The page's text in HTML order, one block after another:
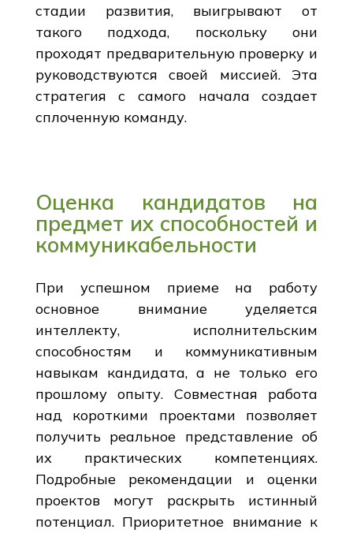
стадии развития, выигрывают от
такого подхода, поскольку они
проходят предварительную проверку и
руководствуются своей миссией. Эта
стратегия с самого начала создает
сплоченную команду.
Оценка кандидатов на
предмет их способностей и
коммуникабельности
При успешном приеме на работу
основное внимание уделяется
интеллекту, исполнительским
способностям и коммуникативным
навыкам кандидата, а не только его
прошлому опыту. Совместная работа
над короткими проектами позволяет
получить реальное представление об
их практических компетенциях.
Подробные рекомендации и оценки
проектов могут раскрыть истинный
потенциал. Приоритетное внимание к